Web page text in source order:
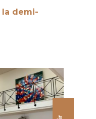
la demi-
Hugues Vauthier